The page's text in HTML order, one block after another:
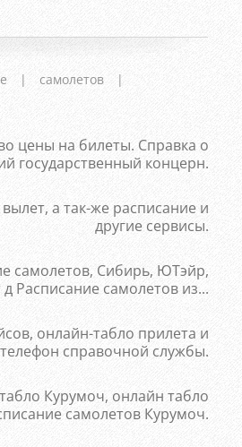
| самолетов
|
цены на билеты. Справка о
государственный концерн.
а так-же расписание и
другие сервисы.
самолетов, Сибирь, ЮТэйр,
Расписание самолетов из...
онлайн-табло прилета и
справочной службы.
Курумоч, онлайн табло
самолетов Курумоч.